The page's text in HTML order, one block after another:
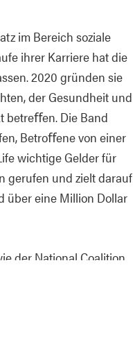
im Bereich soziale
ihrer Karriere hat die
2020 gründen sie
der Gesundheit und
betreﬀen. Die Band
Betroﬀene von einer
wichtige Gelder für
gerufen und zielt darauf
über eine Million Dollar
der National Coalition